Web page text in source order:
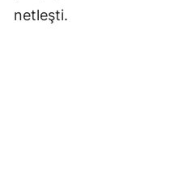
netleşti.